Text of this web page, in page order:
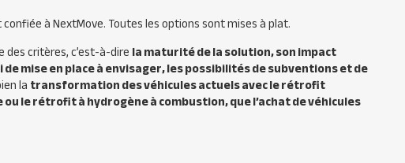
à NextMove. Toutes les options sont mises à plat.
des critères, c’est-à-direla maturité de la solution, son impact
mise en place à envisager, les possibilités de subventions et de
latransformation des véhicules actuels avec le rétrofit
le rétrofit à hydrogène à combustion, que l’achat de véhicules